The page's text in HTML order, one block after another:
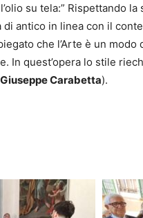
su tela:” Rispettando
antico in linea con il
che l’Arte è un
In quest’opera lo stile
Giuseppe Carabetta).